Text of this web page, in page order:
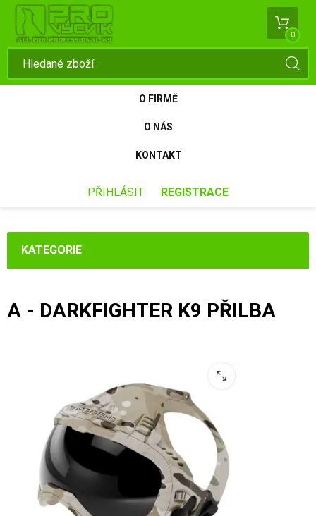
0
O FIRMĚ
O NÁS
KONTAKT
PŘIHLÁSIT REGISTRACE
KATEGORIE
A - DARKFIGHTER K9 PŘILBA